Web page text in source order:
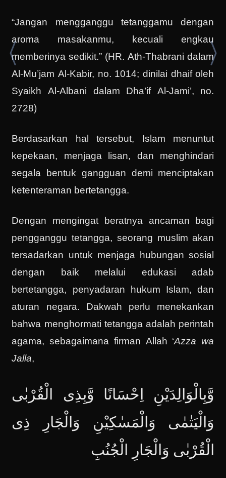
“Jangan mengganggu tetanggamu dengan
aroma masakanmu, kecuali engkau
memberinya sedikit.” (HR. Ath-Thabrani dalam
Al-Mu’jam Al-Kabir, no. 1014; dinilai dhaif oleh
Syaikh Al-Albani dalam Dha’if Al-Jami’, no.
2728)
Berdasarkan hal tersebut, Islam menuntut
kepekaan, menjaga lisan, dan menghindari
segala bentuk gangguan demi menciptakan
ketenteraman bertetangga.
Dengan mengingat beratnya ancaman bagi
pengganggu tetangga, seorang muslim akan
tersadarkan untuk menjaga hubungan sosial
dengan baik melalui edukasi adab
bertetangga, penyadaran hukum Islam, dan
aturan negara. Dakwah perlu menekankan
bahwa menghormati tetangga adalah perintah
agama, sebagaimana firman Allah ‘Azza wa
Jalla,
وَّبِالْوَالِدَيْنِ اِحْسَانًا وَّبِذِى الْقُرْبٰى
وَالْيَتٰمٰى وَالْمَسٰكِيْنِ وَالْجَارِ ذِى
الْقُرْبٰى وَالْجَارِ الْجُنُبِ